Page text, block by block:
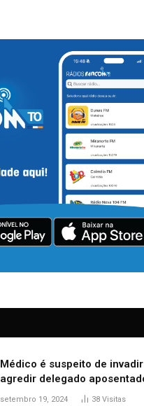
Médico é suspeito de
agredir delegado
durante confusão no trânsito
setembro 19, 2024 38 Visitas